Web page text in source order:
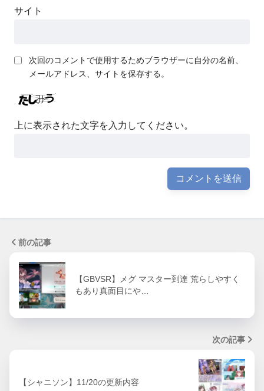
サイト
次回のコメントで使用するためブラウザーに自分の名前、
メールアドレス、サイトを保存する。
上に表示された文字を入力してください。
前の記事
【GBVSR】メグ マスター到達 荒らしやすく
もあり真面目にや…
次の記事
【シャニソン】11/20の更新内容